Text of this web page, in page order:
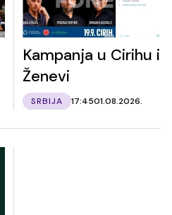
Kampanja u Cirihu i
Ženevi
SRBIJA 17:4501.08.2026.